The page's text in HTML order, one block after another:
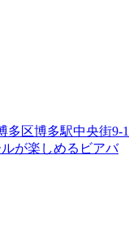
多区博多駅中央街9-1
が楽しめるビアバ